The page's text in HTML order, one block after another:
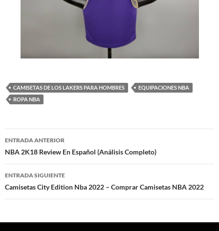
CAMISETAS DE LOS LAKERS PARA HOMBRES
EQUIPACIONES NBA
ROPA NBA
Navegación
de
entradas
ENTRADA ANTERIOR
NBA 2K18 Review En Español (Análisis Completo)
ENTRADA SIGUIENTE
Camisetas City Edition Nba 2022 – Comprar Camisetas NBA 2022